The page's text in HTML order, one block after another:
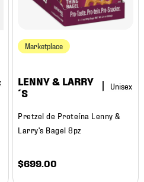
Marketplace
LENNY & LARRY
´S
Pretzel de Proteína Lenny &
Larry's Bagel 8pz
$699 .00